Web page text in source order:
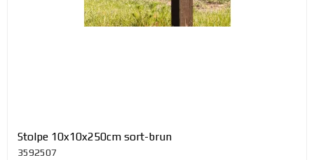
Stolpe 10x10x250cm sort-brun
3592507